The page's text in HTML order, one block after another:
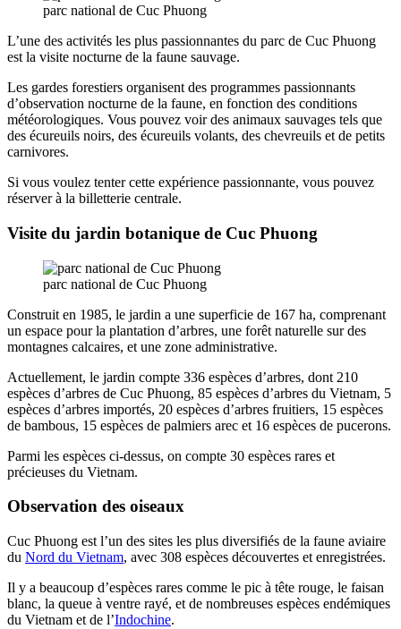
parc national de Cuc Phuong
L’une des activités les plus passionnantes du parc de Cuc Phuong
est la visite nocturne de la faune sauvage.
Les gardes forestiers organisent des programmes passionnants
d’observation nocturne de la faune, en fonction des conditions
météorologiques. Vous pouvez voir des animaux sauvages tels que
des écureuils noirs, des écureuils volants, des chevreuils et de petits
carnivores.
Si vous voulez tenter cette expérience passionnante, vous pouvez
réserver à la billetterie centrale.
Visite du jardin botanique de Cuc Phuong
parc national de Cuc Phuong
Construit en 1985, le jardin a une superficie de 167 ha, comprenant
un espace pour la plantation d’arbres, une forêt naturelle sur des
montagnes calcaires, et une zone administrative.
Actuellement, le jardin compte 336 espèces d’arbres, dont 210
espèces d’arbres de Cuc Phuong, 85 espèces d’arbres du Vietnam, 5
espèces d’arbres importés, 20 espèces d’arbres fruitiers, 15 espèces
de bambous, 15 espèces de palmiers arec et 16 espèces de pucerons.
Parmi les espèces ci-dessus, on compte 30 espèces rares et
précieuses du Vietnam.
Observation des oiseaux
Cuc Phuong est l’un des sites les plus diversifiés de la faune aviaire
du Nord du Vietnam, avec 308 espèces découvertes et enregistrées.
Il y a beaucoup d’espèces rares comme le pic à tête rouge, le faisan
blanc, la queue à ventre rayé, et de nombreuses espèces endémiques
du Vietnam et de l’Indochine.